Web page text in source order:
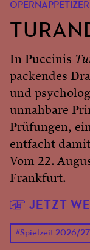
OPERNAPPETIZER
In Puccinis
packendes
und
unnahbare
Prüfungen,
entfacht
Vom 22.
Frankfurt.
JETZT
#Spielzeit 2026/27